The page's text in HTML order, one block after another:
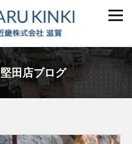
堅田店ブログ